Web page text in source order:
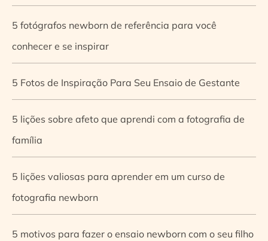
5 fotógrafos newborn de referência para você
conhecer e se inspirar
5 Fotos de Inspiração Para Seu Ensaio de Gestante
5 lições sobre afeto que aprendi com a fotografia de
família
5 lições valiosas para aprender em um curso de
fotografia newborn
5 motivos para fazer o ensaio newborn com o seu filho